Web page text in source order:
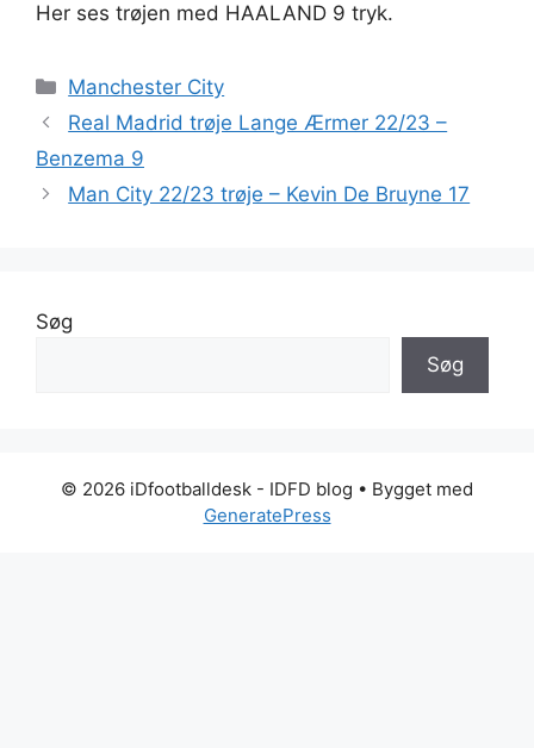
Her ses trøjen med HAALAND 9 tryk.
Kategorier
Manchester City
Real Madrid trøje Lange Ærmer 22/23 –
Benzema 9
Man City 22/23 trøje – Kevin De Bruyne 17
Søg
Søg
© 2026 iDfootballdesk - IDFD blog • Bygget med
GeneratePress